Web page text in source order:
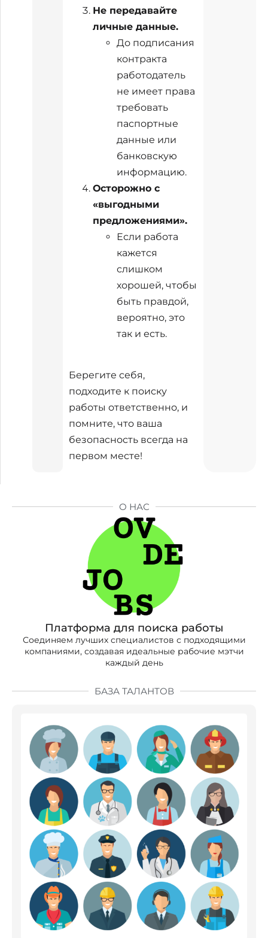
О НАС
Платформа для поиска работы
Соединяем лучших специалистов с подходящими
компаниями, создавая идеальные рабочие мэтчи
каждый день
БАЗА ТАЛАНТОВ
Не передавайте
личные данные.
До подписания
контракта
работодатель
не имеет права
требовать
паспортные
данные или
банковскую
информацию.
Осторожно с
«выгодными
предложениями».
Если работа
кажется
слишком
хорошей, чтобы
быть правдой,
вероятно, это
так и есть.
Берегите себя,
подходите к поиску
работы ответственно, и
помните, что ваша
безопасность всегда на
первом месте!